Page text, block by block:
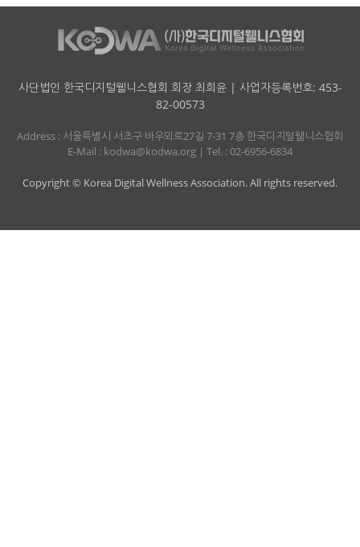
사단법인 한국디지털웰니스협회 회장 최희윤 | 사업자등록번호: 453-
82-00573
Address : 서울특별시 서초구 바우뫼로27길 7-31 7층 한국디지털웰니스협회
E-Mail : kodwa@kodwa.org | Tel. : 02-6956-6834
Copyright © Korea Digital Wellness Association. All rights reserved.